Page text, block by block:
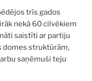
trīs gados
nekā 60 cilvēkiem
saistīti ar partiju
domes struktūrām,
saņēmuši teju